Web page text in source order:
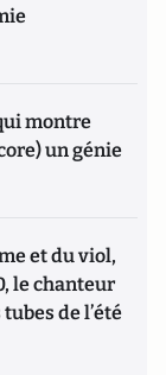
montre
un génie
et du viol,
le chanteur
de l’été